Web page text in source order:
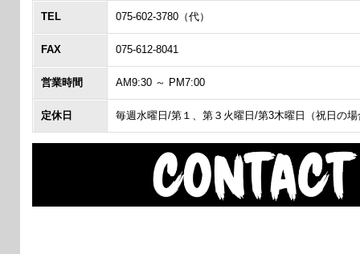
TEL 075-602-3780（代）
FAX 075-612-8041
営業時間 AM9:30 ～ PM7:00
定休日 毎週水曜日/第１、第３火曜日/第3木曜日（祝日の